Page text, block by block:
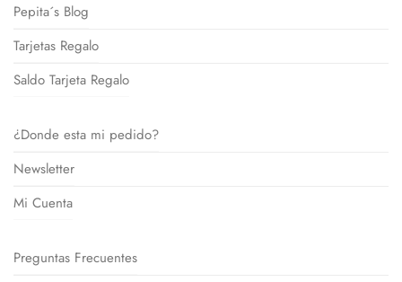
Pepita´s Blog
Tarjetas Regalo
Saldo Tarjeta Regalo
¿Donde esta mi pedido?
Newsletter
Mi Cuenta
Preguntas Frecuentes